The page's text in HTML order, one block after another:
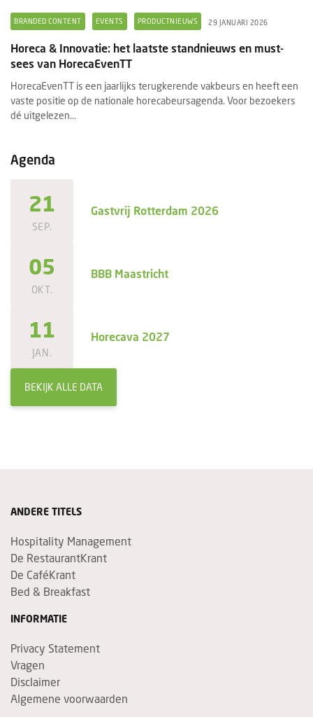
BRANDED CONTENT EVENTS PRODUCTNIEUWS 29 JANUARI 2026
Horeca & Innovatie: het laatste standnieuws en must-
sees van HorecaEvenTT
HorecaEvenTT is een jaarlijks terugkerende vakbeurs en heeft een
vaste positie op de nationale horecabeursagenda. Voor bezoekers
dé uitgelezen...
Agenda
21
SEP.
Gastvrij Rotterdam 2026
05
OKT.
BBB Maastricht
11
JAN.
Horecava 2027
BEKIJK ALLE DATA
ANDERE TITELS
Hospitality Management
De RestaurantKrant
De CaféKrant
Bed & Breakfast
INFORMATIE
Privacy Statement
Vragen
Disclaimer
Algemene voorwaarden